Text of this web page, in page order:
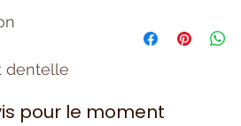
dentelle
(porté ouvert)
pour le moment